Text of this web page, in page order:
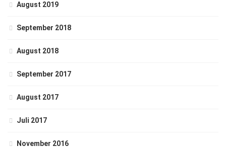
August 2019
September 2018
August 2018
September 2017
August 2017
Juli 2017
November 2016